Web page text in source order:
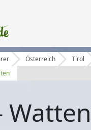
Österreich Tirol